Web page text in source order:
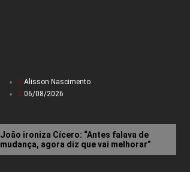
Alisson Nascimento
06/08/2026
João ironiza Cícero: “Antes falava de
mudança, agora diz que vai melhorar”